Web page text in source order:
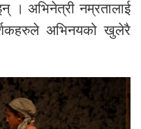
। अभिनेत्री नम्रतालाई
अभिनयको खुलेरै